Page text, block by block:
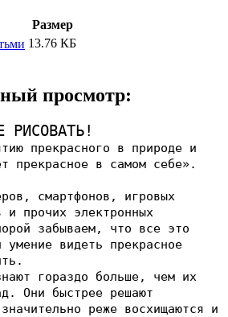
Размер
13.76 КБ
просмотр:
РИСОВАТЬ!
в природе и
прекрасное в самом себе».
игровых
и прочих электронных
забываем, что все это
видеть прекрасное
гораздо больше, чем их
Они быстрее решают
реже восхищаются и